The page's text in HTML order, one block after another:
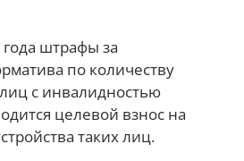
года штрафы за
по количеству
с инвалидностью
целевой взнос на
таких лиц.